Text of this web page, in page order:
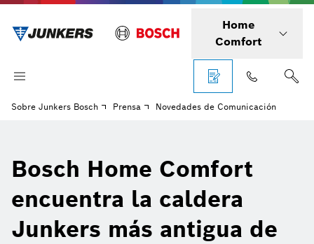
Home
Comfort
Sobre Junkers Bosch Prensa Novedades de Comunicación
Bosch Home Comfort
encuentra la caldera
Junkers más antigua de